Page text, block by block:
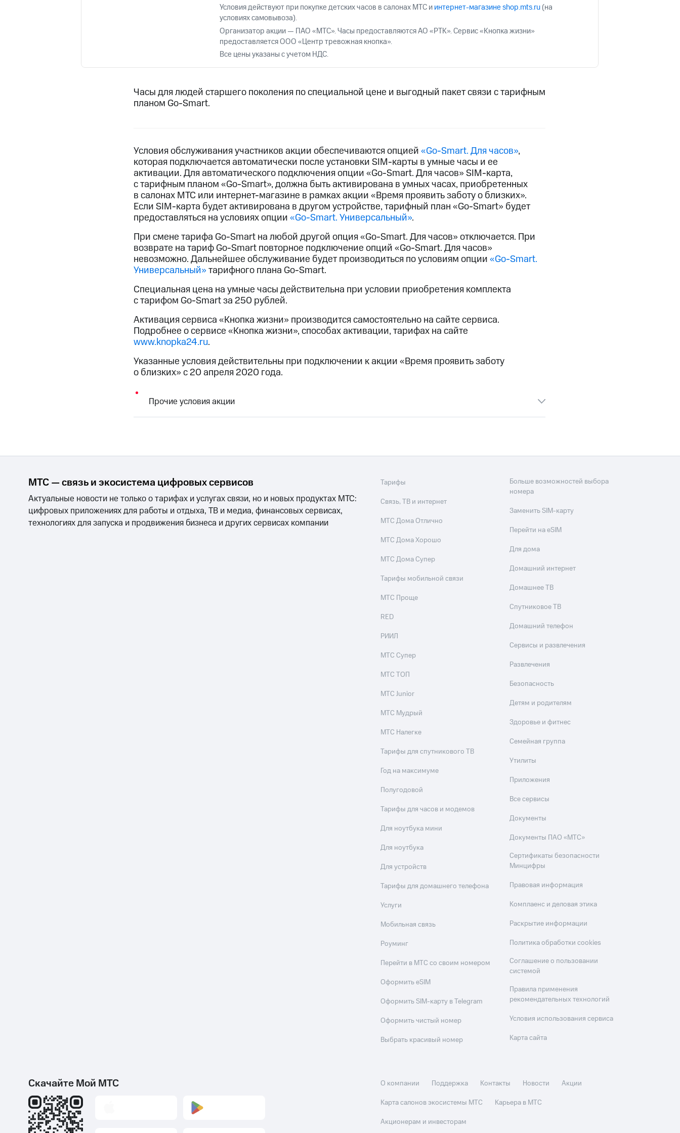
Умные часы и трекерыУмный домПланшетыАкции и скидкиВсе товары
Откладывайте деньги и получайте доход 15%
Обзоры товаров
при покупке со связью МТС
Условия действуют при покупке детских часов в салонах МТС иинтернет-магазине shop.mts.ru(на
условиях самовывоза).
Организатор акции — ПАО «МТС». Часы предоставляются АО «РТК». Сервис «Кнопка жизни»
предоставляется ООО «Центр тревожная кнопка».
Все цены указаны с учетом НДС.
Часы для людей старшего поколения по специальной цене и выгодный пакет связи с тарифным
планом Go-Smart.
Условия обслуживания участников акции обеспечиваются опцией«Go-Smart. Для часов»,
которая подключается автоматически после установкиSIM-карты в умные часы и ее
активации. Для автоматического подключения опции «Go-Smart. Для часов»SIM-карта,
с тарифным планом «Go-Smart», должна быть активирована в умных часах, приобретенных
в салонах МТС или интернет-магазине в рамках акции «Время проявить заботу о близких».
ЕслиSIM-карта будет активирована в другом устройстве, тарифный план «Go-Smart» будет
предоставляться на условиях опции«Go-Smart. Универсальный».
При смене тарифа Go-Smartна любой другой опция «Go-Smart. Для часов» отключается. При
возврате на тарифGo-Smartповторное подключение опций «Go-Smart. Для часов»
невозможно. Дальнейшее обслуживание будет производиться по условиям опции«Go-Smart.
Универсальный»тарифного плана Go-Smart.
Специальная цена на умные часы действительна при условии приобретения комплекта
с тарифом Go-Smartза 250 рублей.
Активация сервиса «Кнопка жизни» производится самостоятельно на сайте сервиса.
Подробнее о сервисе «Кнопка жизни», способах активации, тарифах на сайте
www.knopka24.ru.
Указанные условия действительны при подключении к акции «Время проявить заботу
о близких» с 20 апреля 2020 года.
Прочие условия акции
МТС — связь и экосистема цифровых сервисов
Актуальные новости не только о тарифах и услугах связи, но и новых продуктах МТС:
цифровых приложениях для работы и отдыха, ТВ и медиа, финансовых сервисах,
технологиях для запуска и продвижения бизнеса и других сервисах компании
Тарифы
Связь, ТВ и интернет
МТС Дома Отлично
МТС Дома Хорошо
МТС Дома Супер
Тарифы мобильной связи
МТС Проще
RED
РИИЛ
МТС Супер
МТС ТОП
МТС Junior
МТС Мудрый
МТС Налегке
Тарифы для спутникового ТВ
Год на максимуме
Полугодовой
Тарифы для часов и модемов
Для ноутбука мини
Для ноутбука
Для устройств
Тарифы для домашнего телефона
Услуги
Мобильная связь
Роуминг
Перейти в МТС со своим номером
Оформить eSIM
Оформить SIM-карту в Telegram
Оформить чистый номер
Выбрать красивый номер
Больше возможностей выбора
номера
Заменить SIM-карту
Перейти на eSIM
Для дома
Домашний интернет
Домашнее ТВ
Спутниковое ТВ
Домашний телефон
Сервисы и развлечения
Развлечения
Безопасность
Детям и родителям
Здоровье и фитнес
Семейная группа
Утилиты
Приложения
Все сервисы
Документы
Документы ПАО «МТС»
Сертификаты безопасности
Минцифры
Правовая информация
Комплаенс и деловая этика
Раскрытие информации
Политика обработки cookies
Соглашение о пользовании
системой
Правила применения
рекомендательных технологий
Условия использования сервиса
Карта сайта
Скачайте Мой МТС О компании Поддержка Контакты Новости
Акции
Карта салонов экосистемы МТС
Карьера в МТС
Акционерам и инвесторам